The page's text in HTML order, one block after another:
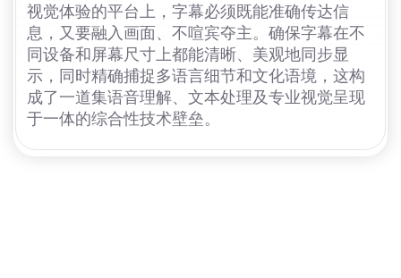
视觉体验的平台上，字幕必须既能准确传达信
息，又要融入画面、不喧宾夺主。确保字幕在不
同设备和屏幕尺寸上都能清晰、美观地同步显
示，同时精确捕捉多语言细节和文化语境，这构
成了一道集语音理解、文本处理及专业视觉呈现
于一体的综合性技术壁垒。